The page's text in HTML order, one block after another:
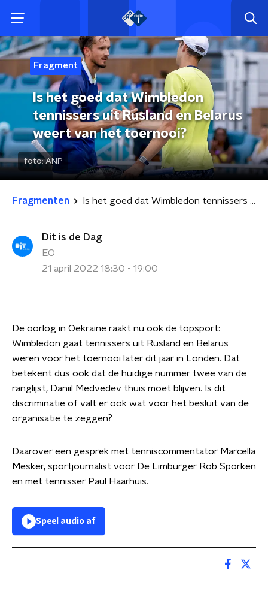
Fragment
Is het goed dat Wimbledon
tennissers uit Rusland en Belarus
weert van het toernooi?
foto:ANP
Fragmenten Is het goed dat Wimbledon tennissers uit Rusland en Belarus weert van het toernooi?
Dit is de Dag
EO
21 april 2022 18:30 - 19:00
De oorlog in Oekraine raakt nu ook de topsport:
Wimbledon gaat tennissers uit Rusland en Belarus
weren voor het toernooi later dit jaar in Londen. Dat
betekent dus ook dat de huidige nummer twee van de
ranglijst, Daniil Medvedev thuis moet blijven. Is dit
discriminatie of valt er ook wat voor het besluit van de
organisatie te zeggen?
Daarover een gesprek met tenniscommentator Marcella
Mesker, sportjournalist voor De Limburger Rob Sporken
en met tennisser Paul Haarhuis.
Speel audio af